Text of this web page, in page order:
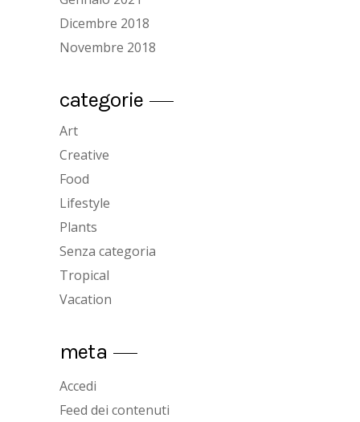
Dicembre 2018
Novembre 2018
categorie
Art
Creative
Food
Lifestyle
Plants
Senza categoria
Tropical
Vacation
meta
Accedi
Feed dei contenuti